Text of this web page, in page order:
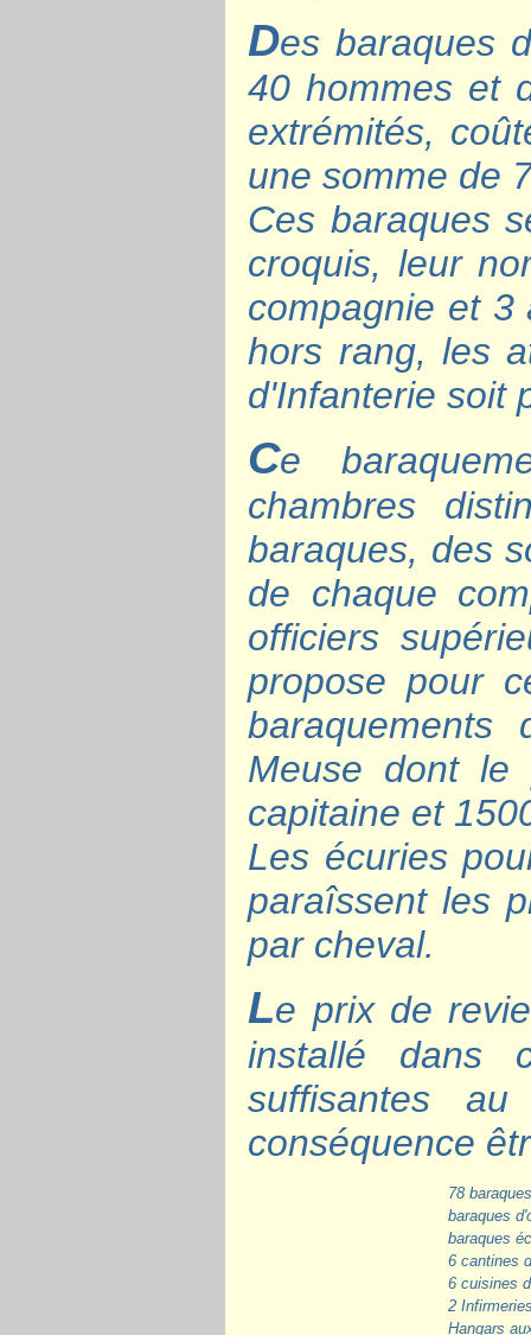
Des baraques
40 hommes et
extrémités,
une somme de
Ces baraques
croquis, leur
compagnie et 3
hors rang, les
d'Infanterie soit
Ce
chambres
baraques, des
de chaque
officiers
propose pour
Meuse dont
capitaine et
Les écuries
paraîssent les
par cheval.
Le prix de
installé dans
suffisantes
conséquence
78
baraques
baraques
6 cantines
6 cuisines
2
Hangars